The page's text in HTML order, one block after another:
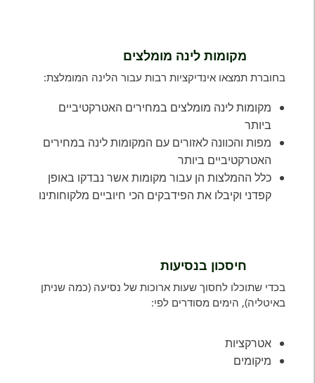
מקומות לינה מומלצים
בחוברת תמצאו אינדיקציות רבות עבור הלינה המומלצת:
מקומות לינה מומלצים במחירים האטרקטיביים
ביותר
מפות והכוונה לאזורים עם המקומות לינה במחירים
האטרקטיביים ביותר
כלל ההמלצות הן עבור מקומות אשר נבדקו באופן
קפדני וקיבלו את הפידבקים הכי חיוביים מלקוחותינו
חיסכון בנסיעות
בכדי שתוכלו לחסוך שעות ארוכות של נסיעה (כמה שניתן
באיטליה), הימים מסודרים לפי:
אטרקציות
מיקומים